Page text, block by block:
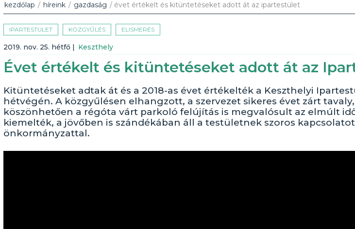
kezdőlap / híreink / gazdaság / évet értékelt és kitüntetéseket adott át az ipartestület
IPARTESTÜLET KÖZGYŰLÉS ELISMERÉS
2019. nov. 25. hétfő | Keszthely
Évet értékelt és kitüntetéseket adott át az
Kitüntetéseket adtak át és a 2018-as évet értékelték a Keszthelyi
hétvégén. A közgyűlésen elhangzott, a szervezet sikeres évet zárt
köszönhetően a régóta várt parkoló felújítás is megvalósult az elmúlt
kiemelték, a jövőben is szándékában áll a testületnek szoros
önkormányzattal.